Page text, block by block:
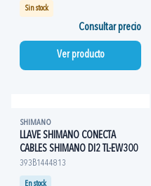
Sin stock
Consultar precio
Ver producto
SHIMANO
LLAVE SHIMANO CONECTA
CABLES SHIMANO DI2 TL-EW300
393B1444813
En stock